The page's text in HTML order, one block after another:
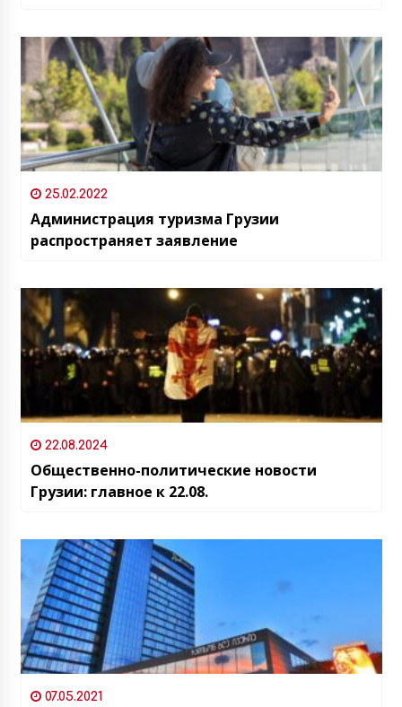
25.02.2022
Администрация туризма Грузии
распространяет заявление
22.08.2024
Общественно-политические новости
Грузии: главное к 22.08.
07.05.2021